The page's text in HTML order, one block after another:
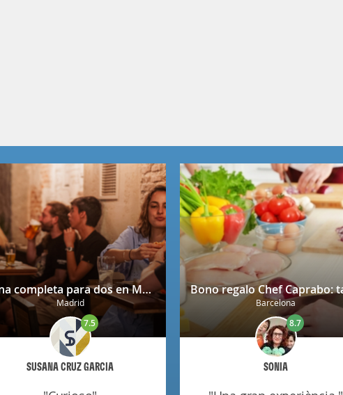
Cena completa para dos en Mendrugo con cerveza artesana incluida
Madrid
SUSANA CRUZ GARCIA
7.5
Barcelona
SONIA
8.7